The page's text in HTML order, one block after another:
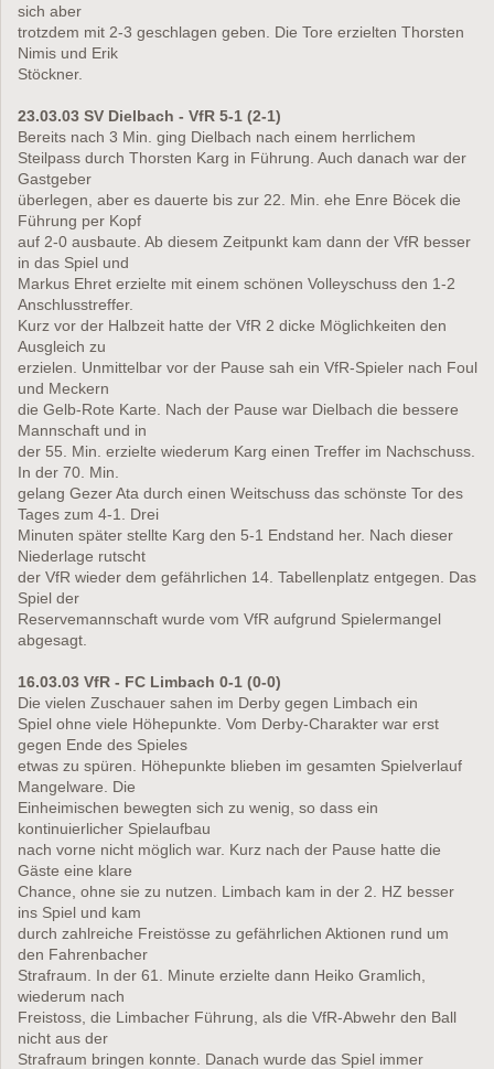
sich aber
trotzdem mit 2-3 geschlagen geben. Die Tore erzielten Thorsten
Nimis und Erik
Stöckner.
23.03.03 SV Dielbach - VfR 5-1 (2-1)
Bereits nach 3 Min. ging Dielbach nach einem herrlichem
Steilpass durch Thorsten Karg in Führung. Auch danach war der
Gastgeber
überlegen, aber es dauerte bis zur 22. Min. ehe Enre Böcek die
Führung per Kopf
auf 2-0 ausbaute. Ab diesem Zeitpunkt kam dann der VfR besser
in das Spiel und
Markus Ehret erzielte mit einem schönen Volleyschuss den 1-2
Anschlusstreffer.
Kurz vor der Halbzeit hatte der VfR 2 dicke Möglichkeiten den
Ausgleich zu
erzielen. Unmittelbar vor der Pause sah ein VfR-Spieler nach Foul
und Meckern
die Gelb-Rote Karte. Nach der Pause war Dielbach die bessere
Mannschaft und in
der 55. Min. erzielte wiederum Karg einen Treffer im Nachschuss.
In der 70. Min.
gelang Gezer Ata durch einen Weitschuss das schönste Tor des
Tages zum 4-1. Drei
Minuten später stellte Karg den 5-1 Endstand her. Nach dieser
Niederlage rutscht
der VfR wieder dem gefährlichen 14. Tabellenplatz entgegen. Das
Spiel der
Reservemannschaft wurde vom VfR aufgrund Spielermangel
abgesagt.
16.03.03 VfR - FC Limbach 0-1 (0-0)
Die vielen Zuschauer sahen im Derby gegen Limbach ein
Spiel ohne viele Höhepunkte. Vom Derby-Charakter war erst
gegen Ende des Spieles
etwas zu spüren. Höhepunkte blieben im gesamten Spielverlauf
Mangelware. Die
Einheimischen bewegten sich zu wenig, so dass ein
kontinuierlicher Spielaufbau
nach vorne nicht möglich war. Kurz nach der Pause hatte die
Gäste eine klare
Chance, ohne sie zu nutzen. Limbach kam in der 2. HZ besser
ins Spiel und kam
durch zahlreiche Freistösse zu gefährlichen Aktionen rund um
den Fahrenbacher
Strafraum. In der 61. Minute erzielte dann Heiko Gramlich,
wiederum nach
Freistoss, die Limbacher Führung, als die VfR-Abwehr den Ball
nicht aus der
Strafraum bringen konnte. Danach wurde das Spiel immer